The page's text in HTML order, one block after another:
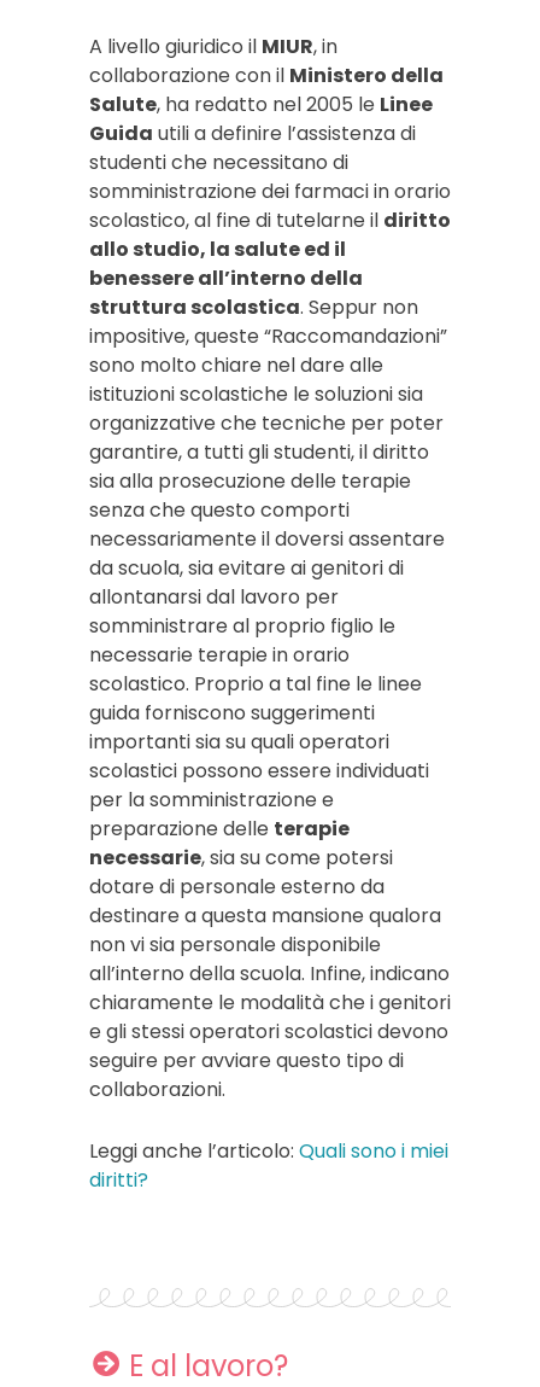
A livello giuridico il MIUR, in
collaborazione con il Ministero della
Salute, ha redatto nel 2005 le Linee
Guida utili a definire l’assistenza di
studenti che necessitano di
somministrazione dei farmaci in orario
scolastico, al fine di tutelarne il diritto
allo studio, la salute ed il
benessere all’interno della
struttura scolastica. Seppur non
impositive, queste “Raccomandazioni”
sono molto chiare nel dare alle
istituzioni scolastiche le soluzioni sia
organizzative che tecniche per poter
garantire, a tutti gli studenti, il diritto
sia alla prosecuzione delle terapie
senza che questo comporti
necessariamente il doversi assentare
da scuola, sia evitare ai genitori di
allontanarsi dal lavoro per
somministrare al proprio figlio le
necessarie terapie in orario
scolastico. Proprio a tal fine le linee
guida forniscono suggerimenti
importanti sia su quali operatori
scolastici possono essere individuati
per la somministrazione e
preparazione delle terapie
necessarie, sia su come potersi
dotare di personale esterno da
destinare a questa mansione qualora
non vi sia personale disponibile
all’interno della scuola. Infine, indicano
chiaramente le modalità che i genitori
e gli stessi operatori scolastici devono
seguire per avviare questo tipo di
collaborazioni.
Leggi anche l’articolo: Quali sono i miei
diritti?
E al lavoro?